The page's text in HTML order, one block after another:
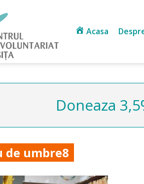
Acasa
Doneaza
de umbre8